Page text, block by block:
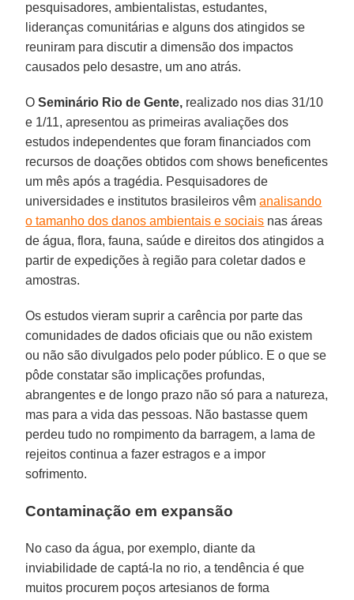
pesquisadores, ambientalistas, estudantes,
lideranças comunitárias e alguns dos atingidos se
reuniram para discutir a dimensão dos impactos
causados pelo desastre, um ano atrás.
OSeminário Rio de Gente, realizado nos dias 31/10
e 1/11, apresentou as primeiras avaliações dos
estudos independentes que foram financiados com
recursos de doações obtidos com shows beneficentes
um mês após a tragédia. Pesquisadores de
universidades e institutos brasileiros vêmanalisando
o tamanho dos danos ambientais e sociais nas áreas
de água, flora, fauna, saúde e direitos dos atingidos a
partir de expedições à região para coletar dados e
amostras.
Os estudos vieram suprir a carência por parte das
comunidades de dados oficiais que ou não existem
ou não são divulgados pelo poder público. E o que se
pôde constatar são implicações profundas,
abrangentes e de longo prazo não só para a natureza,
mas para a vida das pessoas. Não bastasse quem
perdeu tudo no rompimento da barragem, a lama de
rejeitos continua a fazer estragos e a impor
sofrimento.
Contaminação em expansão
No caso da água, por exemplo, diante da
inviabilidade de captá-la no rio, a tendência é que
muitos procurem poços artesianos de forma